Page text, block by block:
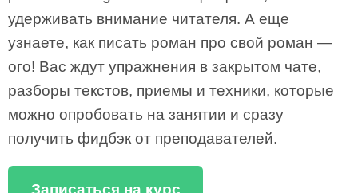
удерживать внимание читателя. А еще
узнаете, как писать роман про свой роман —
ого! Вас ждут упражнения в закрытом чате,
разборы текстов, приемы и техники, которые
можно опробовать на занятии и сразу
получить фидбэк от преподавателей.
Записаться на курс